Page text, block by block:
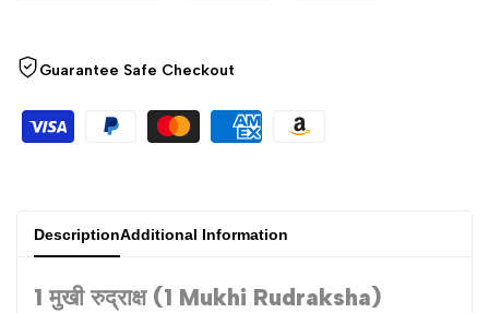
{{
product
{{
product
Guarantee Safe Checkout
DescriptionAdditional Information
1 मुखी रुद्राक्ष (1 Mukhi Rudraksha)